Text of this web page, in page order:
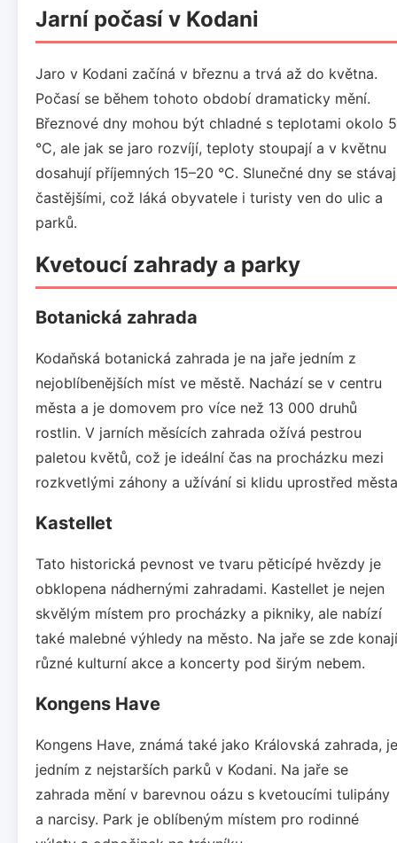
Jarní počasí v Kodani
Jaro v Kodani začíná v březnu a trvá až do května.
Počasí se během tohoto období dramaticky mění.
Březnové dny mohou být chladné s teplotami okolo 5
°C, ale jak se jaro rozvíjí, teploty stoupají a v květnu
dosahují příjemných 15–20 °C. Slunečné dny se
častějšími, což láká obyvatele i turisty ven do ulic a
parků.
Kvetoucí zahrady a parky
Botanická zahrada
Kodaňská botanická zahrada je na jaře jedním z
nejoblíbenějších míst ve městě. Nachází se v centru
města a je domovem pro více než 13 000 druhů
rostlin. V jarních měsících zahrada ožívá pestrou
paletou květů, což je ideální čas na procházku mezi
rozkvetlými záhony a užívání si klidu uprostřed
Kastellet
Tato historická pevnost ve tvaru pěticípé hvězdy je
obklopena nádhernými zahradami. Kastellet je nejen
skvělým místem pro procházky a pikniky, ale nabízí
také malebné výhledy na město. Na jaře se zde konají
různé kulturní akce a koncerty pod širým nebem.
Kongens Have
Kongens Have, známá také jako Královská zahrada, je
jedním z nejstarších parků v Kodani. Na jaře se
zahrada mění v barevnou oázu s kvetoucími tulipány
a narcisy. Park je oblíbeným místem pro rodinné